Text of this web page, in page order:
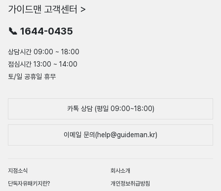
가이드맨 고객센터 >
📞 1644-0435
상담시간 09:00 ~ 18:00
점심시간 13:00 ~ 14:00
토/일 공휴일 휴무
카톡 상담 (평일 09:00~18:00)
이메일 문의(help@guideman.kr)
지점소식
회사소개
단독자유패키지란?
개인정보취급방침